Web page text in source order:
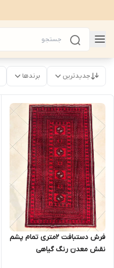
جدیدترین برندها
فرش دستبافت 2متری تمام پشم
نقش معدن رنگ گیاهی